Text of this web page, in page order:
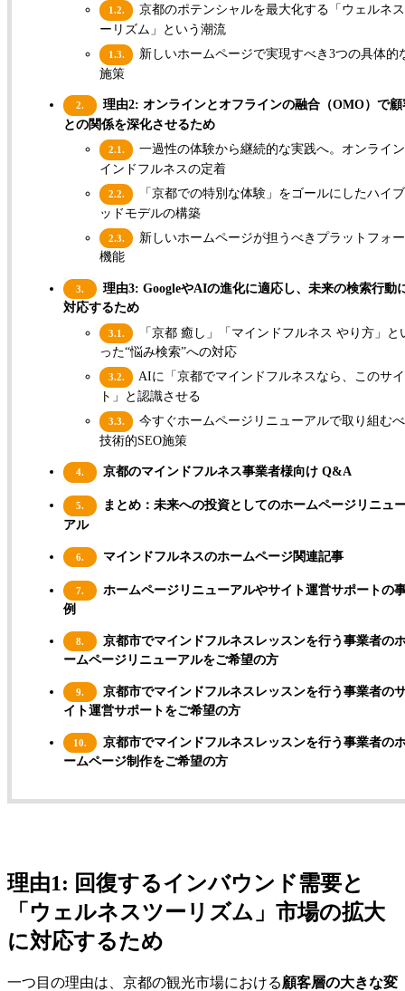
1.2.
京都のポテンシャルを最大化する「ウェルネ
ーリズム」という潮流
1.3.
新しいホームページで実現すべき3つの具体的
施策
2.
理由2: オンラインとオフラインの融合（OMO）で顧
との関係を深化させるため
2.1.
一過性の体験から継続的な実践へ。オンライ
インドフルネスの定着
2.2.
「京都での特別な体験」をゴールにしたハイ
ッドモデルの構築
2.3.
新しいホームページが担うべきプラットフォ
機能
3.
理由3: GoogleやAIの進化に適応し、未来の検索行動
対応するため
3.1.
「京都 癒し」「マインドフルネス やり方」と
った“悩み検索”への対応
3.2.
AIに「京都でマインドフルネスなら、このサイ
ト」と認識させる
3.3.
今すぐホームページリニューアルで取り組む
技術的SEO施策
4. 京都のマインドフルネス事業者様向け Q&A
5.
まとめ：未来への投資としてのホームページリニュ
アル
6. マインドフルネスのホームページ関連記事
7.
ホームページリニューアルやサイト運営サポートの
例
8.
京都市でマインドフルネスレッスンを行う事業者の
ームページリニューアルをご希望の方
9.
京都市でマインドフルネスレッスンを行う事業者の
イト運営サポートをご希望の方
10.
京都市でマインドフルネスレッスンを行う事業者の
ームページ制作をご希望の方
理由1: 回復するインバウンド需要と
「ウェルネスツーリズム」市場の拡大
に対応するため
一つ目の理由は、京都の観光市場における顧客層の大きな変